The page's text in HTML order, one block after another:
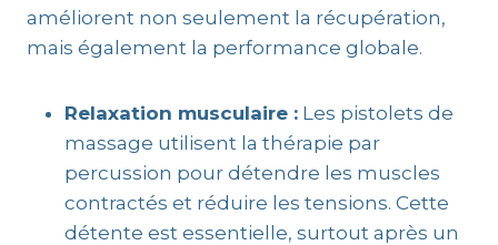
améliorent non seulement la récupération,
mais également la performance globale.
Relaxation musculaire : Les pistolets de
massage utilisent la thérapie par
percussion pour détendre les muscles
contractés et réduire les tensions. Cette
détente est essentielle, surtout après un